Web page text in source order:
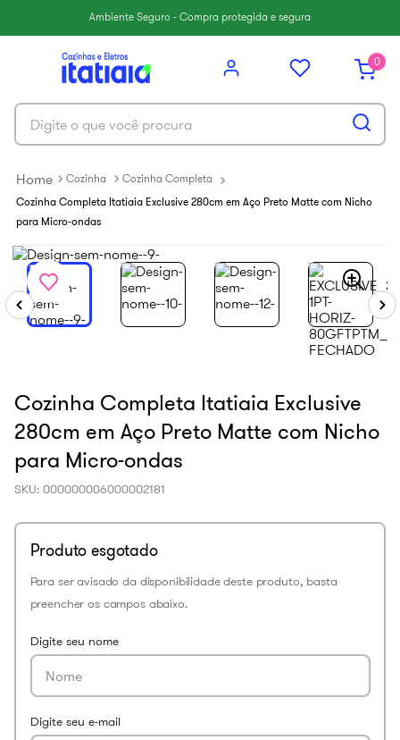
Ambiente Seguro - Compra protegida e segura
0
Digite o que você procura
Cozinha
Cozinha Completa
Cozinha Completa Itatiaia Exclusive 280cm em Aço Preto Matte com Nicho
para Micro-ondas
Cozinha Completa Itatiaia Exclusive
280cm em Aço Preto Matte com Nicho
para Micro-ondas
SKU: 000000006000002181
balcão itatiaia
new premium
9º
armário cozinha
renova